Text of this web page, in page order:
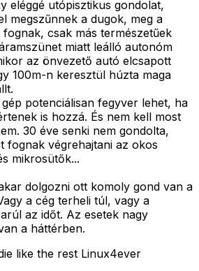
eléggé utópisztikus gondolat,
megszűnnek a dugok, meg a
csak más természetűek
miatt leálló autonóm
az önvezető autó elcsapott
100m-n keresztül húzta maga
potenciálisan fegyver lehet, ha
is hozzá. És nem kell most
30 éve senki nem gondolta,
fognak végrehajtani az okos
mikrosütők...
dolgozni ott komoly gond van a
a cég terheli túl, vagy a
az időt. Az esetek nagy
a háttérben.
like the rest Linux4ever